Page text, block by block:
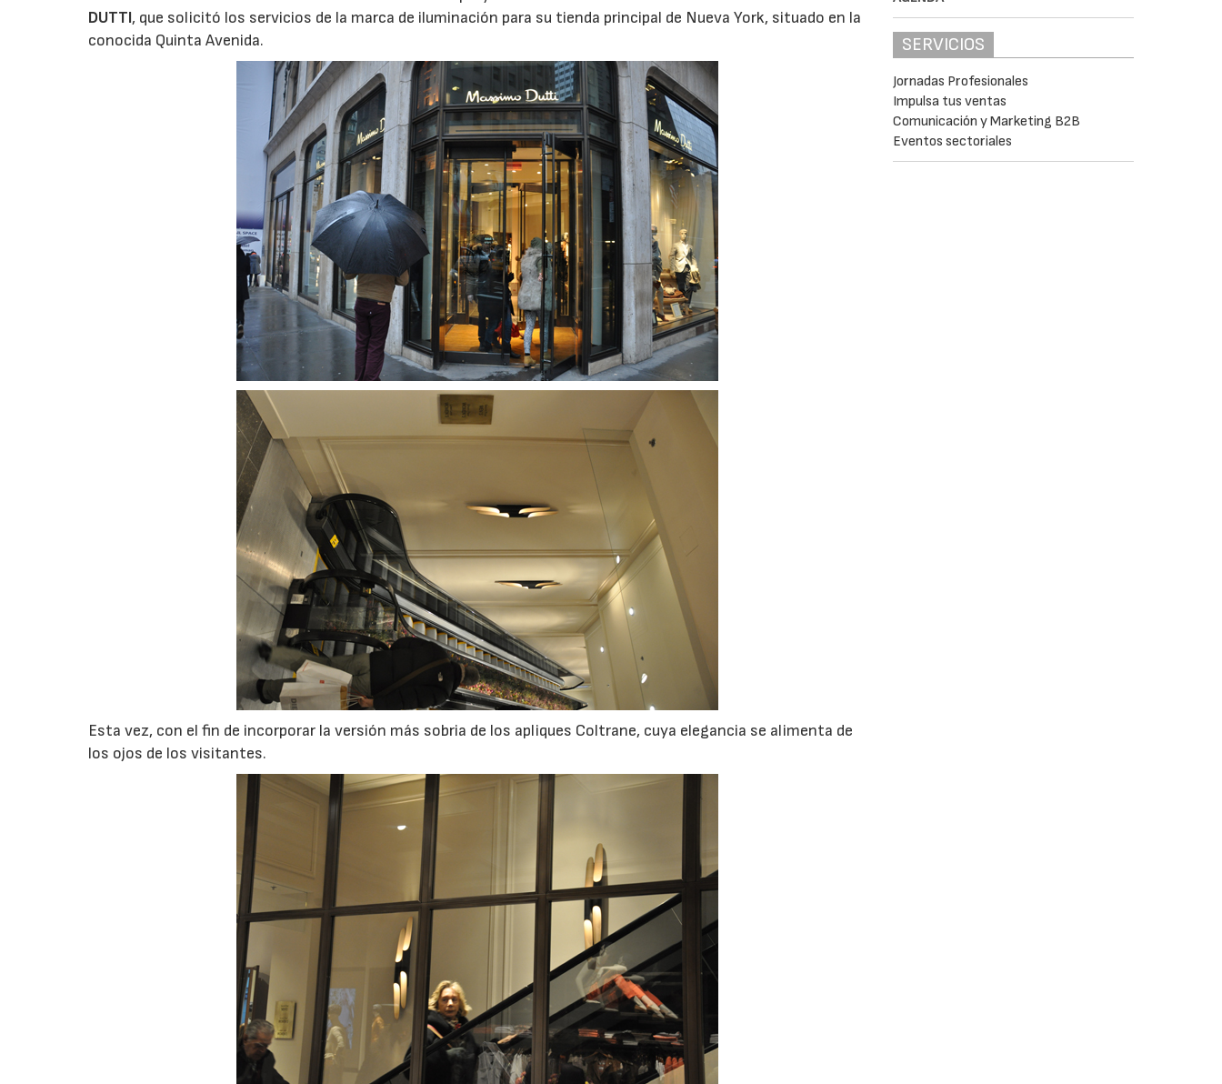
DUTTI, que solicitó los servicios de la marca de iluminación para su tienda principal de Nueva York, situado en la
conocida Quinta Avenida.
Esta vez, con el fin de incorporar la versión más sobria de los apliques Coltrane, cuya elegancia se alimenta de
los ojos de los visitantes.
SERVICIOS
Jornadas Profesionales
Impulsa tus ventas
Comunicación y Marketing B2B
Eventos sectoriales